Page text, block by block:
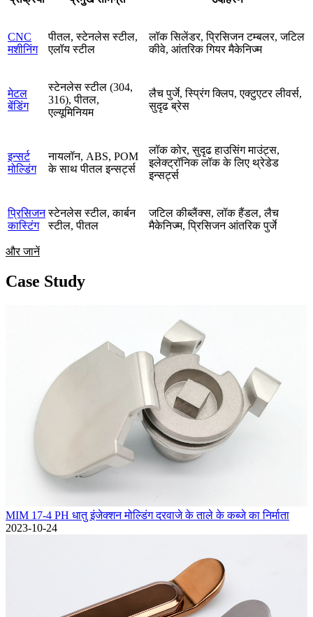
CNC
मशीनिंग
पीतल, स्टेनलेस स्टील,
एलॉय स्टील
लॉक सिलेंडर, प्रिसिजन टम्बलर, जटिल
कीवे, आंतरिक गियर मैकेनिज्म
मेटल
बेंडिंग
स्टेनलेस स्टील (304,
316), पीतल,
एल्यूमिनियम
लैच पुर्जे, स्प्रिंग क्लिप, एक्टुएटर लीवर्स,
सुदृढ ब्रेस
इन्सर्ट
मोल्डिंग
नायलॉन, ABS, POM
के साथ पीतल इन्सर्ट्स
लॉक कोर, सुदृढ हाउसिंग माउंट्स,
इलेक्ट्रॉनिक लॉक के लिए थ्रेडेड
इन्सर्ट्स
प्रिसिजन
कास्टिंग
स्टेनलेस स्टील, कार्बन
स्टील, पीतल
जटिल कीब्लैंक्स, लॉक हैंडल, लैच
मैकेनिज्म, प्रिसिजन आंतरिक पुर्जे
और जानें
Case Study
MIM 17-4 PH धातु इंजेक्शन मोल्डिंग दरवाजे के ताले के कब्जे का निर्माता
2023-10-24